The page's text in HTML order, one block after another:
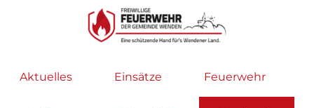
Hauptnavigation
Feuerwehr
helfen
Aktuelles Einsätze Feuerwehr